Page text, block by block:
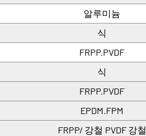
알루미늄
식
FRPP.PVDF
식
FRPP.PVDF
EPDM.FPM
FRPP/ 강철 PVDF 강철